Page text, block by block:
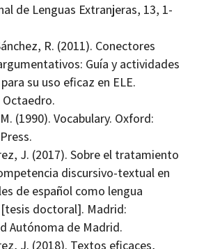
de Lenguas Extranjeras, 13, 1-
R. (2011). Conectores
Guía y actividades
su uso eficaz en ELE.
Octaedro.
(1990). Vocabulary. Oxford:
J. (2017). Sobre el tratamiento
discursivo-­textual en
de español como lengua
doctoral]. Madrid:
Autónoma de Madrid.
J. (2018). Textos eficaces,